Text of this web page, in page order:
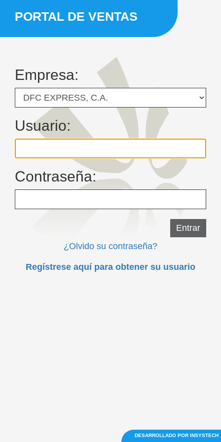
PORTAL DE VENTAS
Empresa:
Usuario:
Contraseña:
Entrar
¿Olvido su contraseña?
Regístrese aquí para obtener su usuario
DESARROLLADO POR INSYSTECH